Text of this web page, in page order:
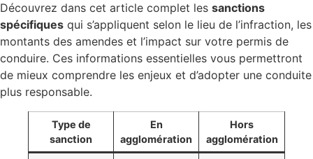
Découvrez dans cet article complet les sanctions
spécifiques qui s’appliquent selon le lieu de l’infraction, les
montants des amendes et l’impact sur votre permis de
conduire. Ces informations essentielles vous permettront
de mieux comprendre les enjeux et d’adopter une conduite
plus responsable.
Type de
sanction
En
agglomération
Hors
agglomération